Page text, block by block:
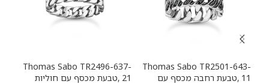
Thomas Sabo TR2501-643-
11 ,טבעת רחבה מכסף עם
Thomas Sabo TR2496-637-
21 ,טבעת מכסף עם חוליות